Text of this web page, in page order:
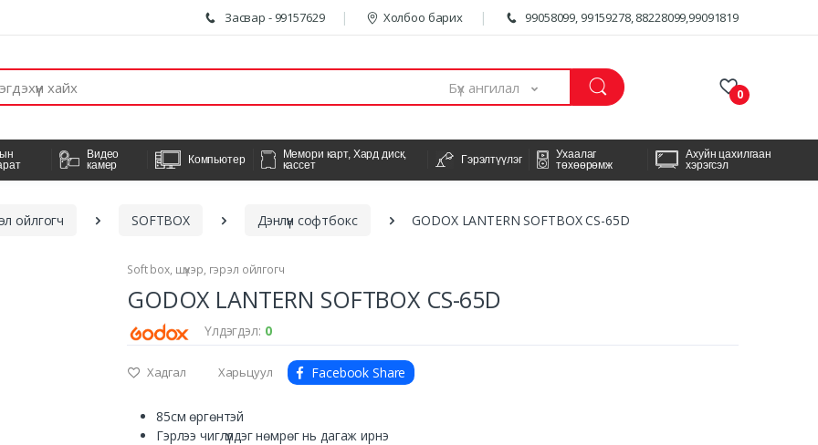
Засвар - 99157629 Холбоо барих 99058099, 99159278, 88228099,99091819
Бүх ангилал 0
Видео
камер
Компьютер
Мемори карт, Хард диск,
кассет
Гэрэлтүүлэг
Ухаалаг
төхөөрөмж
Ахуйн цахилгаан
хэрэгсэл
ойлгогч SOFTBOX Дэнлүүн софтбокс GODOX LANTERN SOFTBOX CS-65D
Soft box, шүхэр, гэрэл ойлгогч
GODOX LANTERN SOFTBOX CS-65D
Үлдэгдэл: 0
Хадгал Харьцуул Facebook Share
85см өргөнтэй
Гэрлээ чиглүүлдэг нөмрөг нь дагаж ирнэ